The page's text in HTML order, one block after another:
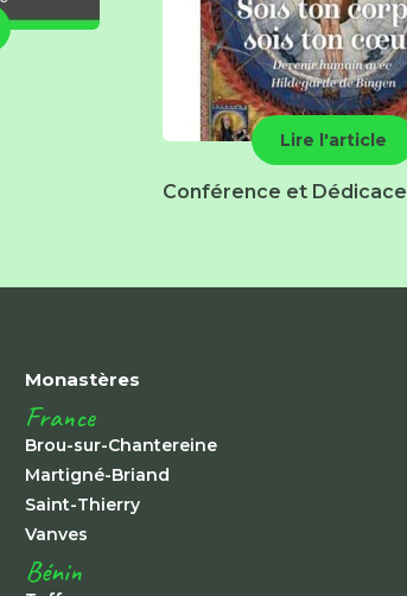
Lire l'article
Conférence et Dédicace
Monastères
France
Brou-sur-Chantereine
Martigné-Briand
Saint-Thierry
Vanves
Bénin